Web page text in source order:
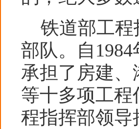
铁道部工程
部队。自
承担了房建
等十多项工
程指挥部领导